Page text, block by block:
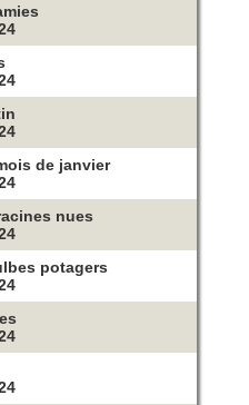
de janvier
nues
potagers